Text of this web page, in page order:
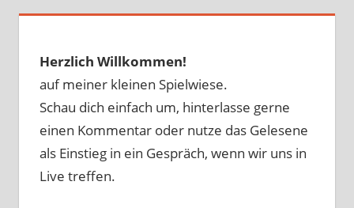
Herzlich Willkommen!
auf meiner kleinen Spielwiese.
Schau dich einfach um, hinterlasse gerne
einen Kommentar oder nutze das Gelesene
als Einstieg in ein Gespräch, wenn wir uns in
Live treffen.